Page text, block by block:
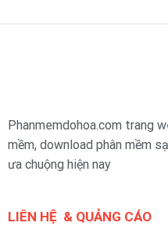
Phanmemdohoa.com trang
mềm, download phân mềm
ưa chuộng hiện nay
LIÊN HỆ & QUẢNG CÁO